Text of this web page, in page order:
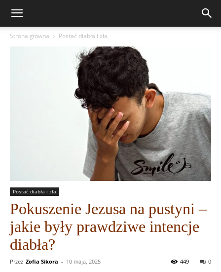
Strona główna Postać diabła i zła
Postać diabła i zła
Pokuszenie Jezusa na pustyni –
jakie były prawdziwe intencje
diabła?
Przez Zofia Sikora - 10 maja, 2025 0
449